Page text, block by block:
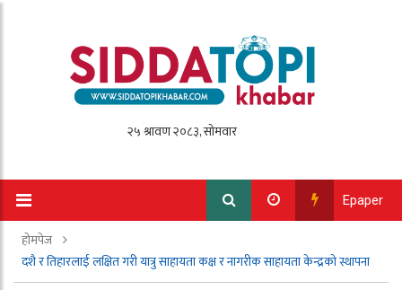
Epaper
होमपेज
दशै र तिहारलाई लक्षित गरी यात्रु साहायता कक्ष र नागरीक साहायता केन्द्रको स्थापना